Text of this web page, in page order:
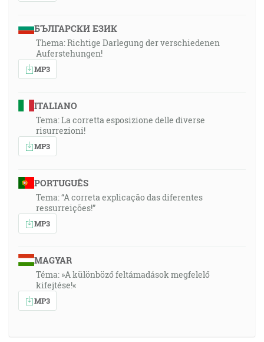
БЪЛГАРСКИ ЕЗИК
Thema: Richtige Darlegung der verschiedenen
Auferstehungen!
MP3
ITALIANO
Tema: La corretta esposizione delle diverse
risurrezioni!
MP3
PORTUGUÊS
Tema: “A correta explicação das diferentes
ressurreições!”
MP3
MAGYAR
Téma: »A különböző feltámadások megfelelő
kifejtése!«
MP3